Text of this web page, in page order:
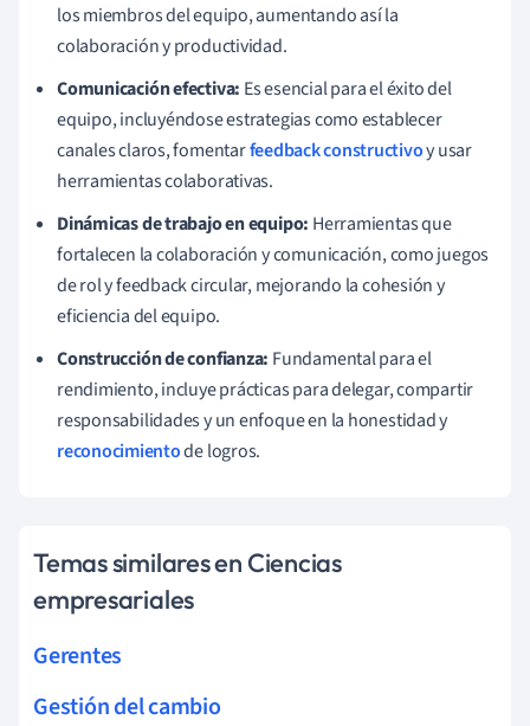
los miembros del equipo, aumentando así la
colaboración y productividad.
Comunicación efectiva: Es esencial para el éxito del
equipo, incluyéndose estrategias como establecer
canales claros, fomentarfeedback constructivoy usar
herramientas colaborativas.
Dinámicas de trabajo en equipo: Herramientas que
fortalecen la colaboración y comunicación, como juegos
de rol y feedback circular, mejorando la cohesión y
eficiencia del equipo.
Construcción de confianza: Fundamental para el
rendimiento, incluye prácticas para delegar, compartir
responsabilidades y un enfoque en la honestidad y
reconocimientode logros.
Temas similares en Ciencias
empresariales
Gerentes
Gestión del cambio